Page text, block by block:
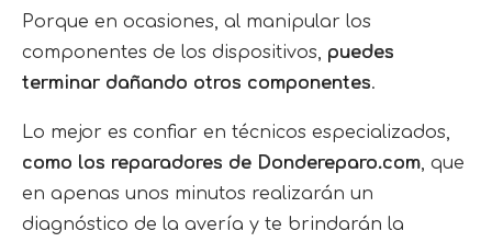
Porque en ocasiones, al manipular los
componentes de los dispositivos, puedes
terminar dañando otros componentes.
Lo mejor es confiar en técnicos especializados,
como los reparadores de Dondereparo.com, que
en apenas unos minutos realizarán un
diagnóstico de la avería y te brindarán la